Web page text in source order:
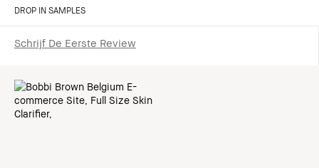
DROP IN SAMPLES
Schrijf De Eerste Review